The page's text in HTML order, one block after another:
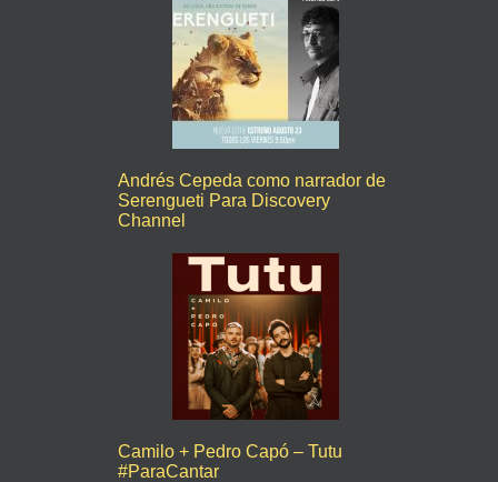
Andrés Cepeda como narrador de
Serengueti Para Discovery
Channel
Camilo + Pedro Capó – Tutu
#ParaCantar